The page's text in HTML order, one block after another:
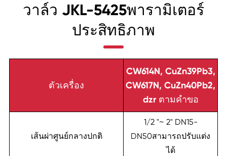
วาล์ว JKL-5425พารามิเตอร์
ประสิทธิภาพ
ตัวเครื่อง
CW614N, CuZn39Pb3,
CW617N, CuZn40Pb2,
dzr ตามคำขอ
เส้นผ่าศูนย์กลางปกติ
1/2 "~ 2" DN15-
DN50สามารถปรับแต่ง
ได้